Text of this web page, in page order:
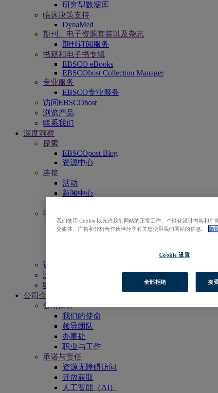
研究型数据库
临床决策支持
DynaMed
期刊、电子资源套装以及杂志
期刊订阅服务
书籍和电子书专辑
EBSCO eBooks
EBSCOhost Collection Manager
专业服务
EBSCO专业服务
访问EBSCOhost
浏览产品
联系我们
深度洞察
探索
EBSCOpost Blog
资源中心
连接
活动
新闻中心
学习
获得更多支持
EBSCO学术委员会
访问EBSCOhost
浏览产品
联系我们
公司企业
公司简介
我们的使命
领导团队
办事处
职业与工作
承诺与责任
资源无障碍访问
开放获取
人工智能（AI）
我们使用 Cookie 以允许我们网站的正常工作、个性化设计内容和
交媒体、广告和分析合作伙伴分享有关您使用我们网站的信息。
隐
Cookie 设置
全部拒绝 接